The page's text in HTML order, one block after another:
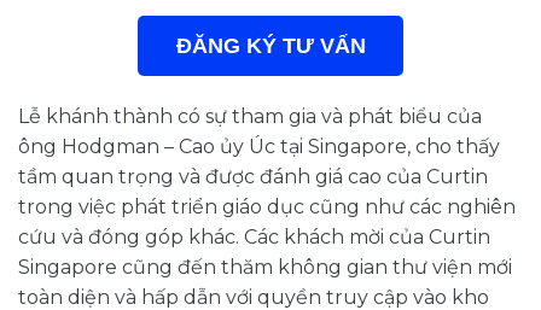
ĐĂNG KÝ TƯ VẤN
Lễ khánh thành có sự tham gia và phát biểu của
ông Hodgman – Cao ủy Úc tại Singapore, cho thấy
tầm quan trọng và được đánh giá cao của Curtin
trong việc phát triển giáo dục cũng như các nghiên
cứu và đóng góp khác. Các khách mời của Curtin
Singapore cũng đến thăm không gian thư viện mới
toàn diện và hấp dẫn với quyền truy cập vào kho